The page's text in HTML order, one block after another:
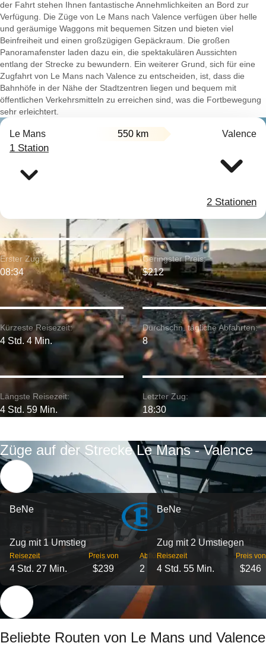
der Fahrt stehen Ihnen fantastische Annehmlichkeiten an Bord zur
Verfügung. Die Züge von Le Mans nach Valence verfügen über helle
und geräumige Waggons mit bequemen Sitzen und bieten viel
Beinfreiheit und einen großzügigen Gepäckraum. Die großen
Panoramafenster laden dazu ein, die spektakulären Aussichten
entlang der Strecke zu bewundern. Ein weiterer Grund, sich für eine
Zugfahrt von Le Mans nach Valence zu entscheiden, ist, dass die
Bahnhöfe in der Nähe der Stadtzentren liegen und bequem mit
öffentlichen Verkehrsmitteln zu erreichen sind, was die Fortbewegung
sehr erleichtert.
Le Mans 550 km Valence
1 Station
2 Stationen
Kürzeste Reisezeit:
4 Std. 4 Min.
Erster Zug:
08:34
Längste Reisezeit:
4 Std. 59 Min.
Geringster Preis:
$212
Durchschn. tägliche Abfahrten:
8
Letzter Zug:
18:30
Züge auf der Strecke Le Mans - Valence
BeNe
Zug mit 1 Umstieg
Reisezeit
4 Std. 27 Min.
Preis von
$239
Abflüge
2
BeNe
Zug mit 2 Umstiegen
Reisezeit
4 Std. 55 Min.
Preis von
$246
Beliebte Routen von Le Mans und Valence